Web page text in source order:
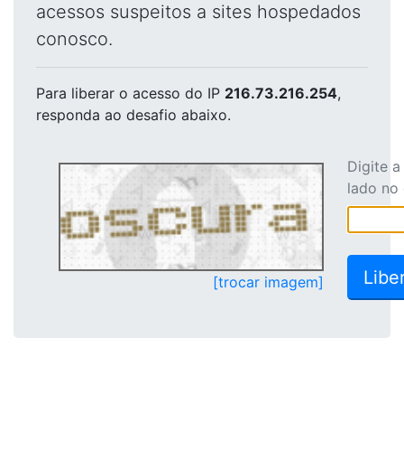
acessos suspeitos a sites hospedados
conosco.
Para liberar o acesso do IP 216.73.216.254,
responda ao desafio abaixo.
[trocar imagem]
Digite
lado no